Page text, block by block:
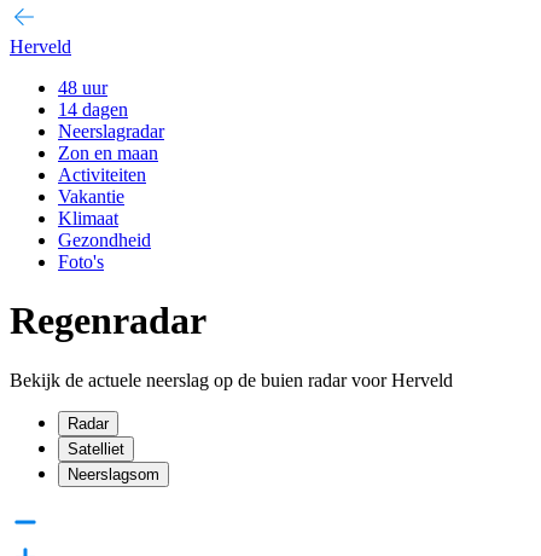
Herveld
48 uur
14 dagen
Neerslagradar
Zon en maan
Activiteiten
Vakantie
Klimaat
Gezondheid
Foto's
Regenradar
Bekijk de actuele neerslag op de buien radar voor Herveld
Radar
Satelliet
Neerslagsom